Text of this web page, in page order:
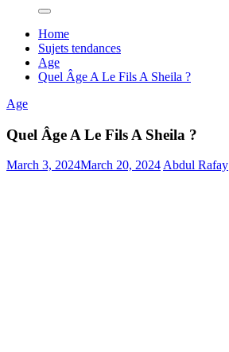
Home
Sujets tendances
Age
Quel Âge A Le Fils A Sheila ?
Age
Quel Âge A Le Fils A Sheila ?
March 3, 2024March 20, 2024Abdul Rafay